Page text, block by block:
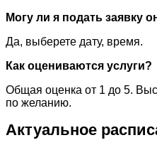
Могу ли я подать заявку
Да, выберете дату, время.
Как оцениваются услуги?
Общая оценка от 1 до 5.
по желанию.
Актуальное